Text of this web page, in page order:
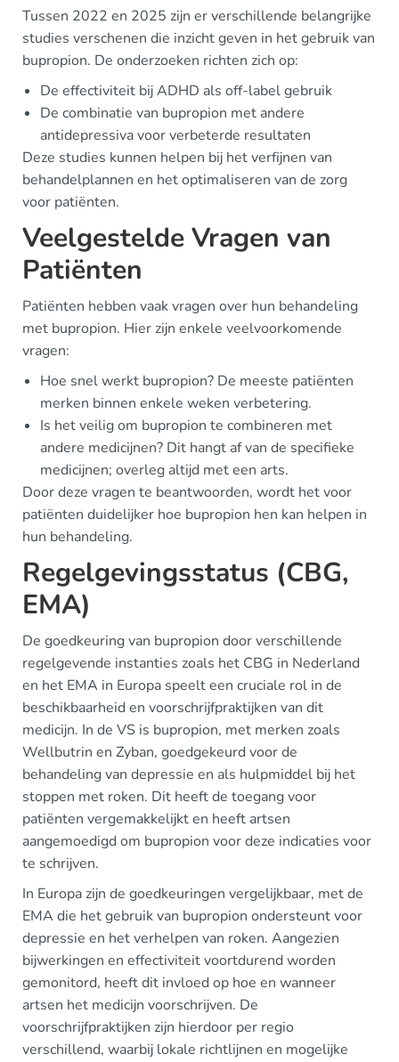
Tussen 2022 en 2025 zijn er verschillende belangrijke
studies verschenen die inzicht geven in het gebruik van
bupropion. De onderzoeken richten zich op:
De effectiviteit bij ADHD als off-label gebruik
De combinatie van bupropion met andere
antidepressiva voor verbeterde resultaten
Deze studies kunnen helpen bij het verfijnen van
behandelplannen en het optimaliseren van de zorg
voor patiënten.
Veelgestelde Vragen van
Patiënten
Patiënten hebben vaak vragen over hun behandeling
met bupropion. Hier zijn enkele veelvoorkomende
vragen:
Hoe snel werkt bupropion? De meeste patiënten
merken binnen enkele weken verbetering.
Is het veilig om bupropion te combineren met
andere medicijnen? Dit hangt af van de specifieke
medicijnen; overleg altijd met een arts.
Door deze vragen te beantwoorden, wordt het voor
patiënten duidelijker hoe bupropion hen kan helpen in
hun behandeling.
Regelgevingsstatus (CBG,
EMA)
De goedkeuring van bupropion door verschillende
regelgevende instanties zoals het CBG in Nederland
en het EMA in Europa speelt een cruciale rol in de
beschikbaarheid en voorschrijfpraktijken van dit
medicijn. In de VS is bupropion, met merken zoals
Wellbutrin en Zyban, goedgekeurd voor de
behandeling van depressie en als hulpmiddel bij het
stoppen met roken. Dit heeft de toegang voor
patiënten vergemakkelijkt en heeft artsen
aangemoedigd om bupropion voor deze indicaties voor
te schrijven.
In Europa zijn de goedkeuringen vergelijkbaar, met de
EMA die het gebruik van bupropion ondersteunt voor
depressie en het verhelpen van roken. Aangezien
bijwerkingen en effectiviteit voortdurend worden
gemonitord, heeft dit invloed op hoe en wanneer
artsen het medicijn voorschrijven. De
voorschrijfpraktijken zijn hierdoor per regio
verschillend, waarbij lokale richtlijnen en mogelijke